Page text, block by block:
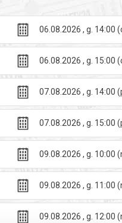
Bilet dla opiekuna grupy –
Bilet z Ostrą Kartą – 9,00 zł
Bilet ulgowy przysługuje:
- dzieciom i młodzieży
- studentom i
- posiadaczom Karty
- emerytom i rencistom
- seniorom powyżej 65.
- osobom z
niepełnosprawnej).
Bilet grupowy przysługuje
06.08.2026 , g. 14:00
06.08.2026 , g. 15:00
07.08.2026 , g. 14:00
07.08.2026 , g. 15:00
09.08.2026 , g. 10:00
09.08.2026 , g. 11:00
09.08.2026 , g. 12:00